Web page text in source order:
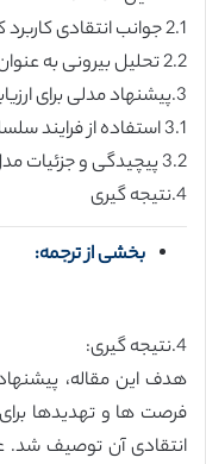
2.1 جوانب انتقادی کاربرد کنونی تحلیلSWOT
2.2 تحلیل بیرونی به عنوان بخشی از تحلیلSWOT
3.پیشنهاد مدلی برای ارزیابی تحلیل بیرونی
3.1 استفاده از فرایند سلسله مراتب تحلیلیAHP برای ترکیب نتایج
3.2 پیچیدگی و جزئیات مدل برای سازمان منتخب
4.نتیجه گیری
بخشی از ترجمه:
4.نتیجه گیری:
هدف این مقاله،